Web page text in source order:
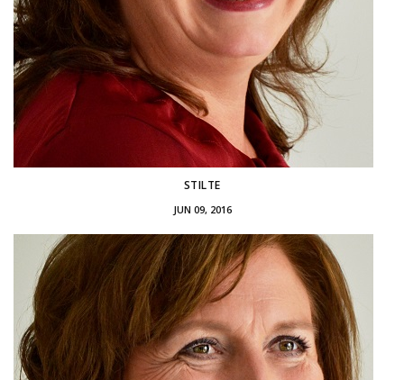
STILTE
JUN 09, 2016